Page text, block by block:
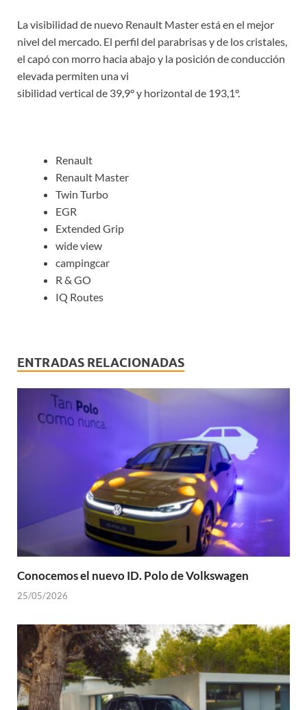
La visibilidad de nuevo Renault Master está en el mejor
nivel del mercado. El perfil del parabrisas y de los cristales,
el capó con morro hacia abajo y la posición de conducción
elevada permiten una vi
sibilidad vertical de 39,9° y horizontal de 193,1°.
Renault
Renault Master
Twin Turbo
EGR
Extended Grip
wide view
campingcar
R & GO
IQ Routes
ENTRADAS RELACIONADAS
Conocemos el nuevo ID. Polo de Volkswagen
25/05/2026